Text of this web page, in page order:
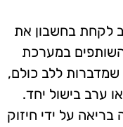
לקחת בחשבון את
במערכת
שמדברות ללב כולם,
ערב בישול יחד.
בריאה על ידי חיזוק